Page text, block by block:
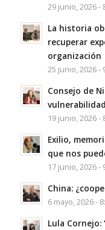
29 junio, 2026 -
La historia
recuperar
organización
25 junio, 2026 -
Consejo de
19 junio, 2026 -
Exilio,
que nos
17 junio, 2026 -
China:
6 mayo, 2026 -
Lula Cornejo: